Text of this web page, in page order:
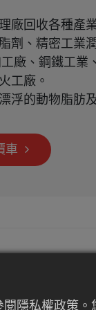
廠回收各種產
劑、精密工業
廠、鋼鐵工業
工廠。
浮的動物脂肪
車
隱私權政策